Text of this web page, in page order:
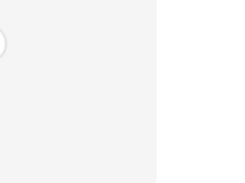
harus mendaki